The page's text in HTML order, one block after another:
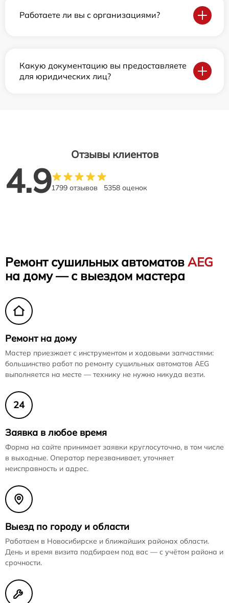
Работаете ли вы с организациями?
Какую документацию вы предоставляете
для юридических лиц?
Отзывы клиентов
4.91799 отзывов 5358 оценок
Ремонт сушильных автоматов AEG
на дому — с выездом мастера
Ремонт на дому
Мастер приезжает с инструментом и ходовыми запчастями:
большинство работ по ремонту сушильных автоматов AEG
выполняется на месте — технику не нужно никуда везти.
24
Заявка в любое время
Форма на сайте принимает заявки круглосуточно, в том числе
в выходные. Оператор перезванивает, уточняет
неисправность и адрес.
Выезд по городу и области
Работаем в Новосибирске и ближайших районах области.
День и время визита подбираем под вас — с учётом района и
срочности.